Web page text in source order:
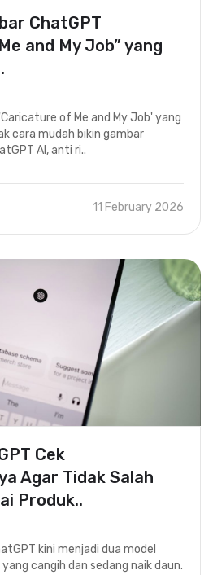
ChatGPT
and My Job” yang
of Me and My Job' yang
cara mudah bikin gambar
AI, anti ri..
11 February 2026
Cek
Agar Tidak Salah
Produk..
kini menjadi dua model
cangih dan sedang naik daun.